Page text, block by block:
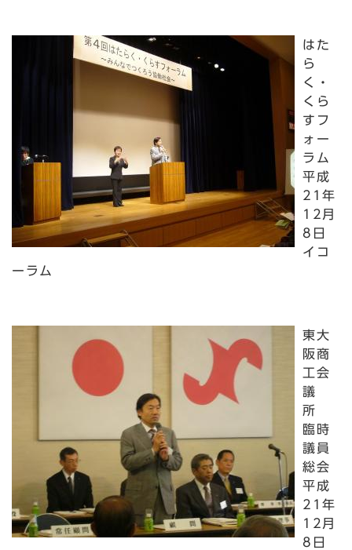
はた
ら
く・
くら
すフ
ォー
ラム
平成
21年
12月
8日
イコ
ーラム
東大
阪商
工会
議
所
臨時
議員
総会
平成
21年
12月
8日